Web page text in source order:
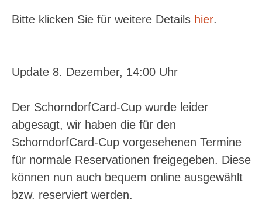
Bitte klicken Sie für weitere Details hier.
Update 8. Dezember, 14:00 Uhr
Der SchorndorfCard-Cup wurde leider
abgesagt, wir haben die für den
SchorndorfCard-Cup vorgesehenen Termine
für normale Reservationen freigegeben. Diese
können nun auch bequem online ausgewählt
bzw. reserviert werden.